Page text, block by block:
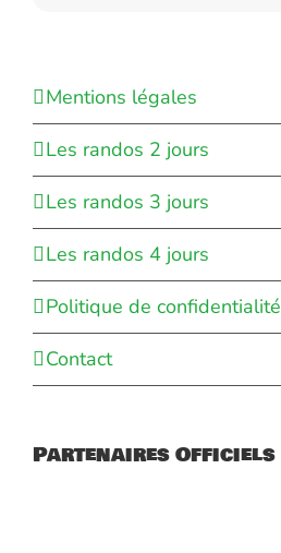
Mentions légales
Les randos 2 jours
Les randos 3 jours
Les randos 4 jours
Politique de confidentialité
Contact
Partenaires Officiels